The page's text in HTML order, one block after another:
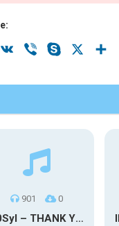
VK Viber Skype
901 0
20Syl – THANK YOU